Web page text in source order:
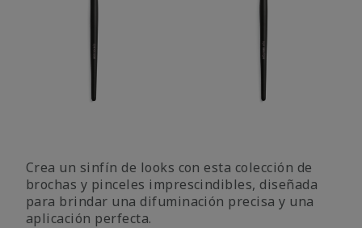
Crea un sinfín de looks con esta colección de
brochas y pinceles imprescindibles, diseñada
para brindar una difuminación precisa y una
aplicación perfecta.